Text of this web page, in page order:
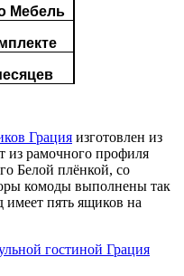
Мебель
Грация изготовлен из
из рамочного профиля
Белой плёнкой, со
комоды выполнены так
пять ящиков на
гостиной Грация